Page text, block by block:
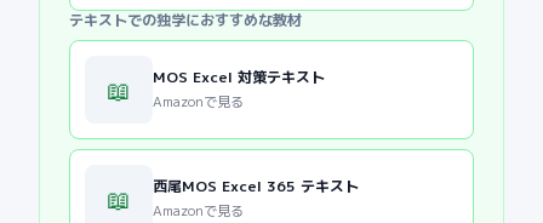
テキストでの独学におすすめな教材
📖 MOS Excel 対策テキスト
Amazonで見る
📖 西尾MOS Excel 365 テキスト
Amazonで見る